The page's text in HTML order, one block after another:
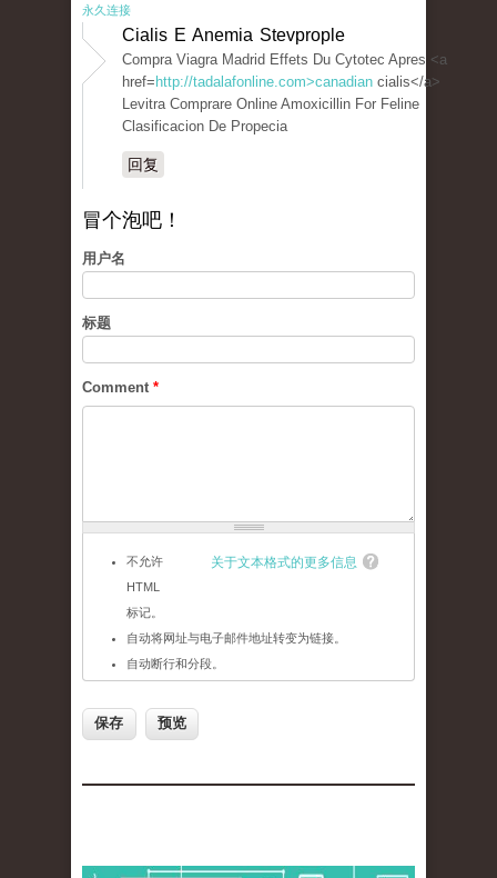
永久连接
Cialis E Anemia Stevprople
Compra Viagra Madrid Effets Du Cytotec Apres <a
href= http://tadalafonline.com>canadian cialis</a>
Levitra Comprare Online Amoxicillin For Feline
Clasificacion De Propecia
回复
冒个泡吧！
用户名
标题
Comment *
关于文本格式的更多信息
不允许
HTML
标记。
自动将网址与电子邮件地址转变为链接。
自动断行和分段。